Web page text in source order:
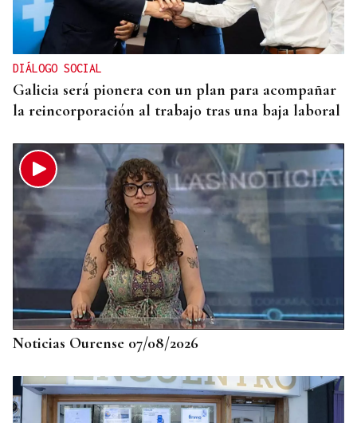
Chile y Venezuela retoman sus relaciones
consulares tras dos años de ruptura
DIÁLOGO SOCIAL
Galicia será pionera con un plan para acompañar
la reincorporación al trabajo tras una baja laboral
Noticias Ourense 07/08/2026